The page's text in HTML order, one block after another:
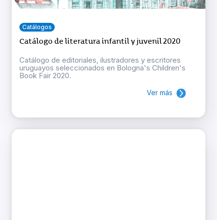
Catálogos
Catálogo de literatura infantil y juvenil 2020
Catálogo de editoriales, ilustradores y escritores
uruguayos seleccionados en Bologna's Children's
Book Fair 2020.
Ver más